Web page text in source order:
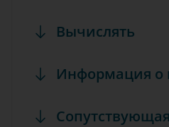
Вычислять
Информация о